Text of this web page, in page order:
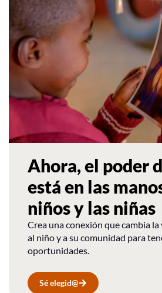
Ahora, el poder
está en las
niños y las niñas
Crea una conexión que cambia
al niño y a su comunidad para
oportunidades.
Sé elegid@